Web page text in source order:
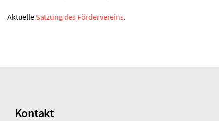
Aktuelle Satzung des Fördervereins.
Kontakt